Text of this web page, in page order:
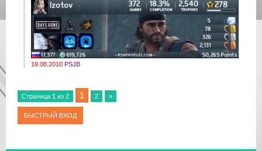
19.08.2010 PSJB
Страница 1 из 2 1 2 »